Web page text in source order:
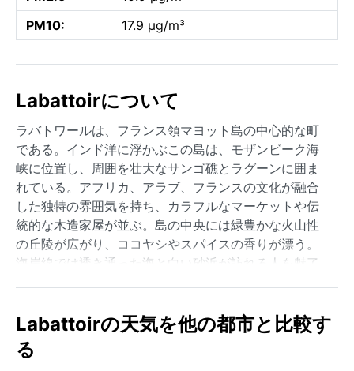
PM10:
17.9 µg/m³
Labattoirについて
ラバトワールは、フランス領マヨット島の中心的な町
である。インド洋に浮かぶこの島は、モザンビーク海
峡に位置し、周囲を壮大なサンゴ礁とラグーンに囲ま
れている。アフリカ、アラブ、フランスの文化が融合
した独特の雰囲気を持ち、カラフルなマーケットや伝
統的な木造家屋が並ぶ。島の中央には緑豊かな火山性
の丘陵が広がり、ココヤシやスパイスの香りが漂う。
海岸線では透き通った海と白い砂浜が訪れる人を魅了
明確な雨季と乾季がある。雨季は11月から4月で、高温
多湿となり、日中の気温は30℃前後に達する。スコー
Labattoirの天気を他の都市と比較す
る